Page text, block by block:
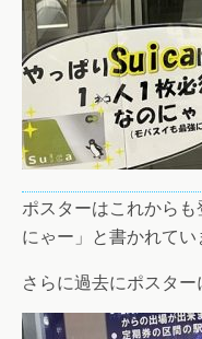
ポスターはこれから
にゃー」と書かれてい
さらに過去にポスター